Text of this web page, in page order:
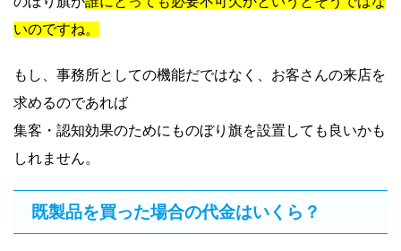
いのですね。
もし、事務所としての機能だではなく、お客さんの来店を
求めるのであれば
集客・認知効果のためにものぼり旗を設置しても良いかも
しれません。
既製品を買った場合の代金はいくら？